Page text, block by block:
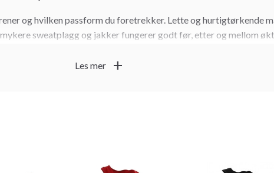
og hvilken passform du foretrekker. Lette og hurtigtørkende
sweatplagg og jakker fungerer godt før, etter og mellom
Les mer add